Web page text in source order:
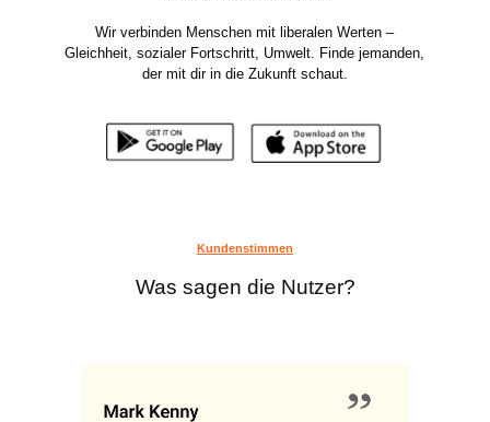
Wir verbinden Menschen mit liberalen Werten –
Gleichheit, sozialer Fortschritt, Umwelt. Finde jemanden,
der mit dir in die Zukunft schaut.
Kundenstimmen
Was sagen die Nutzer?